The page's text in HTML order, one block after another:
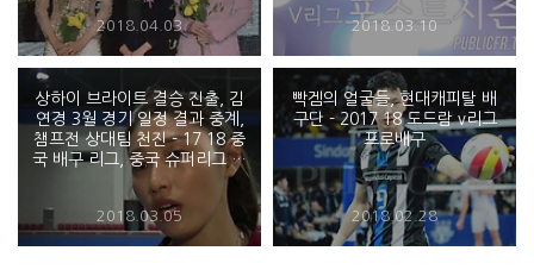
V리그 시상식
2018.04.03
2018 도드람 v리그 프로 배구
리그 PO
2018.03.10
상하이 브라이트 결승 진출, 김
연경 3월 경기 일정 결과 중계,
챔프전 상대팀 천진 - 17 18 중
국 배구 리그, 중국 슈퍼리그 챔
피언 결정전
2018.03.05
빡겜의 얼굴들, 현대캐피탈 배
구단 - 2017 18 도드람 v리그
프로배구
2018.02.28